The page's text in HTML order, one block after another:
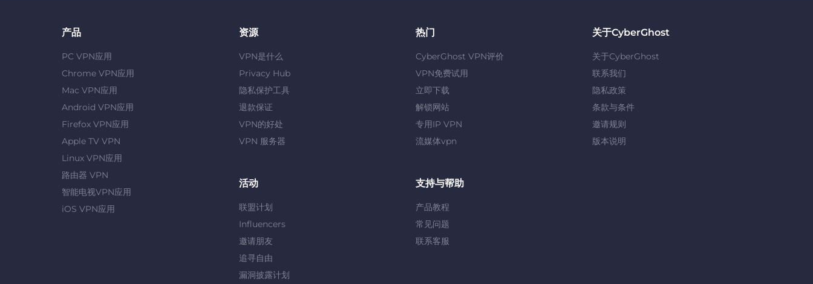
产品
PC VPN应用
Chrome VPN应用
Mac VPN应用
Android VPN应用
Firefox VPN应用
Apple TV VPN
Linux VPN应用
路由器 VPN
智能电视VPN应用
iOS VPN应用
资源
VPN是什么
Privacy Hub
隐私保护工具
退款保证
VPN的好处
VPN 服务器
热门
CyberGhost VPN评价
VPN免费试用
立即下载
解锁网站
专用IP VPN
流媒体vpn
关于CyberGhost
关于CyberGhost
联系我们
隐私政策
条款与条件
邀请规则
版本说明
活动
联盟计划
Influencers
邀请朋友
追寻自由
漏洞披露计划
支持与帮助
产品教程
常见问题
联系客服